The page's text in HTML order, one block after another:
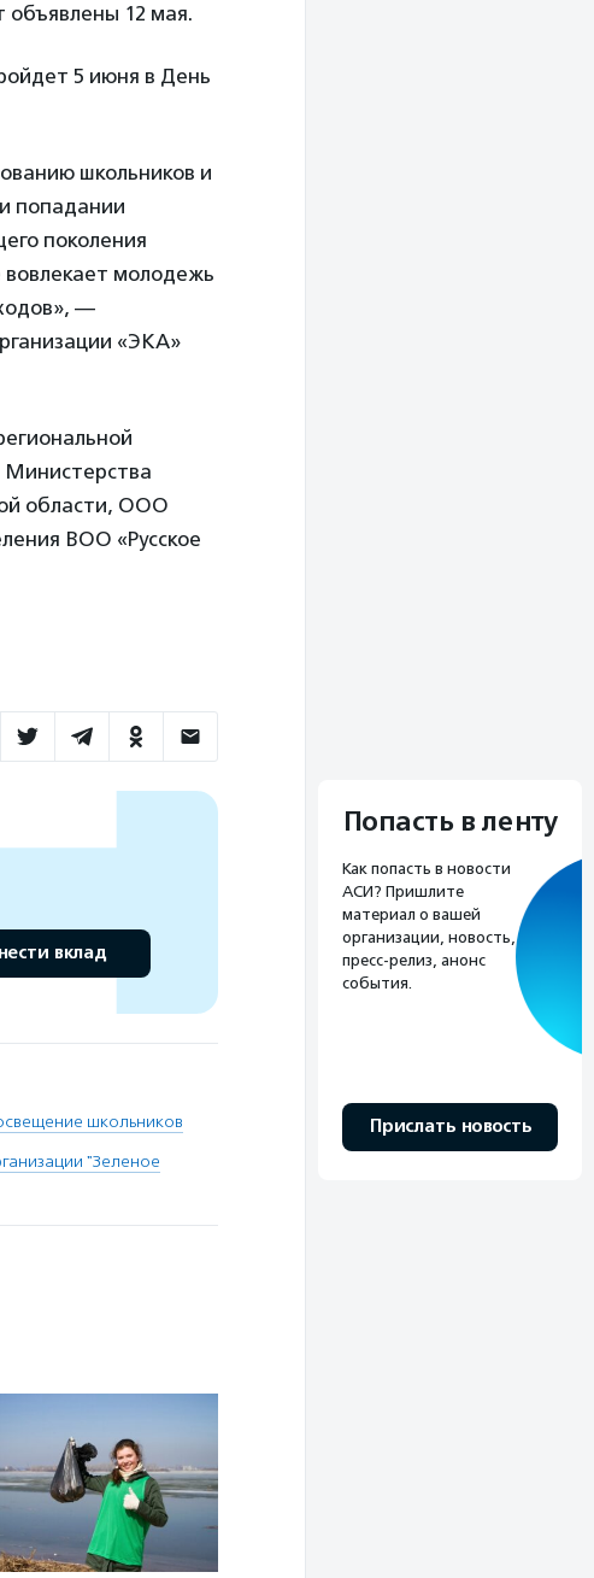
объявлены 12 мая.
5 июня в День
школьников и
попадании
поколения
вовлекает молодежь
—
«ЭКА»
Министерства
области, ООО
ВОО «Русское
вклад
школьников
"Зеленое
Попасть в ленту
Как попасть в новости
АСИ? Пришлите
материал о вашей
организации, новость,
пресс-релиз, анонс
события.
Прислать новость